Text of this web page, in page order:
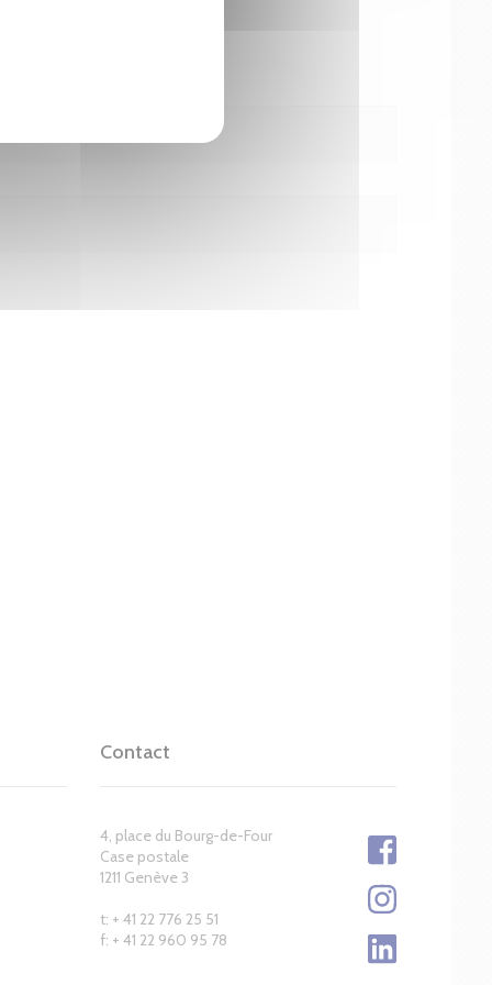
Contact
4, place du Bourg-de-Four
Case postale
1211 Genève 3
t: + 41 22 776 25 51
f: + 41 22 960 95 78